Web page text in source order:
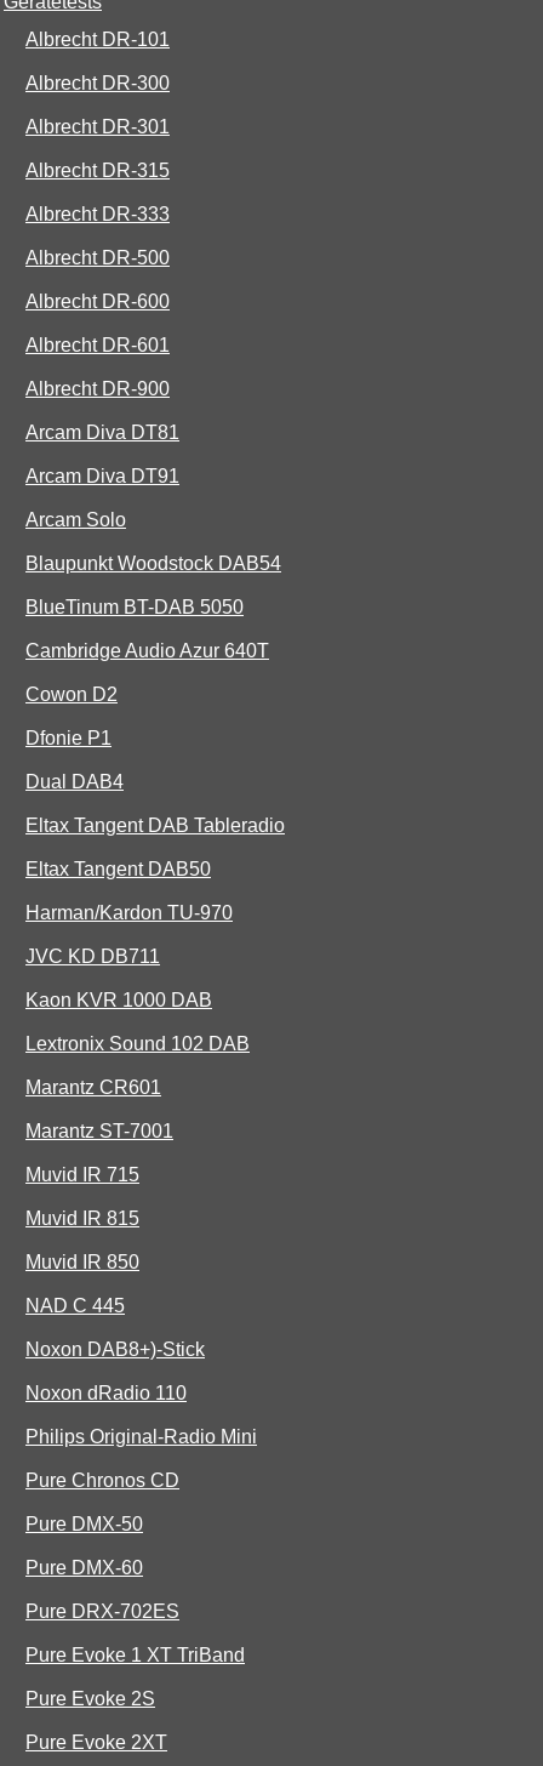
Albrecht DR-101
Albrecht DR-300
Albrecht DR-301
Albrecht DR-315
Albrecht DR-333
Albrecht DR-500
Albrecht DR-600
Albrecht DR-601
Albrecht DR-900
Arcam Diva DT81
Arcam Diva DT91
Arcam Solo
Blaupunkt Woodstock DAB54
BlueTinum BT-DAB 5050
Cambridge Audio Azur 640T
Cowon D2
Dfonie P1
Dual DAB4
Eltax Tangent DAB Tableradio
Eltax Tangent DAB50
Harman/Kardon TU-970
JVC KD DB711
Kaon KVR 1000 DAB
Lextronix Sound 102 DAB
Marantz CR601
Marantz ST-7001
Muvid IR 715
Muvid IR 815
Muvid IR 850
NAD C 445
Noxon DAB8+)-Stick
Noxon dRadio 110
Philips Original-Radio Mini
Pure Chronos CD
Pure DMX-50
Pure DMX-60
Pure DRX-702ES
Pure Evoke 1 XT TriBand
Pure Evoke 2S
Pure Evoke 2XT